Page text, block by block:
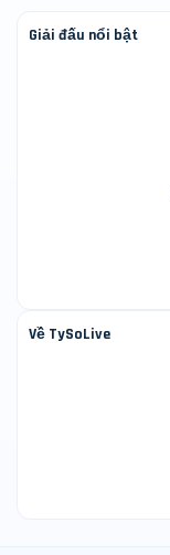
Giải đấu nổi bật
Về TySoLive